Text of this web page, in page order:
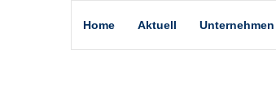
Home Aktuell Unternehmen